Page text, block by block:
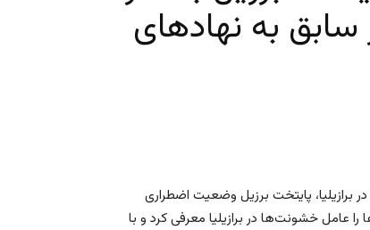
به نهادهای
برازیلیا، پایتخت برزیل وضعیت اضطراری
را عامل خشونت‌ها در برازیلیا معرفی کرد و با